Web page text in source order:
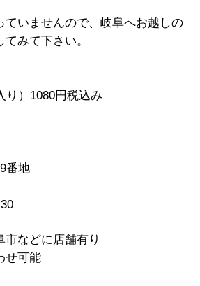
ていませんので、岐阜へお越しの
みて下さい。
り）1080円税込み
番地
市などに店舗有り
せ可能